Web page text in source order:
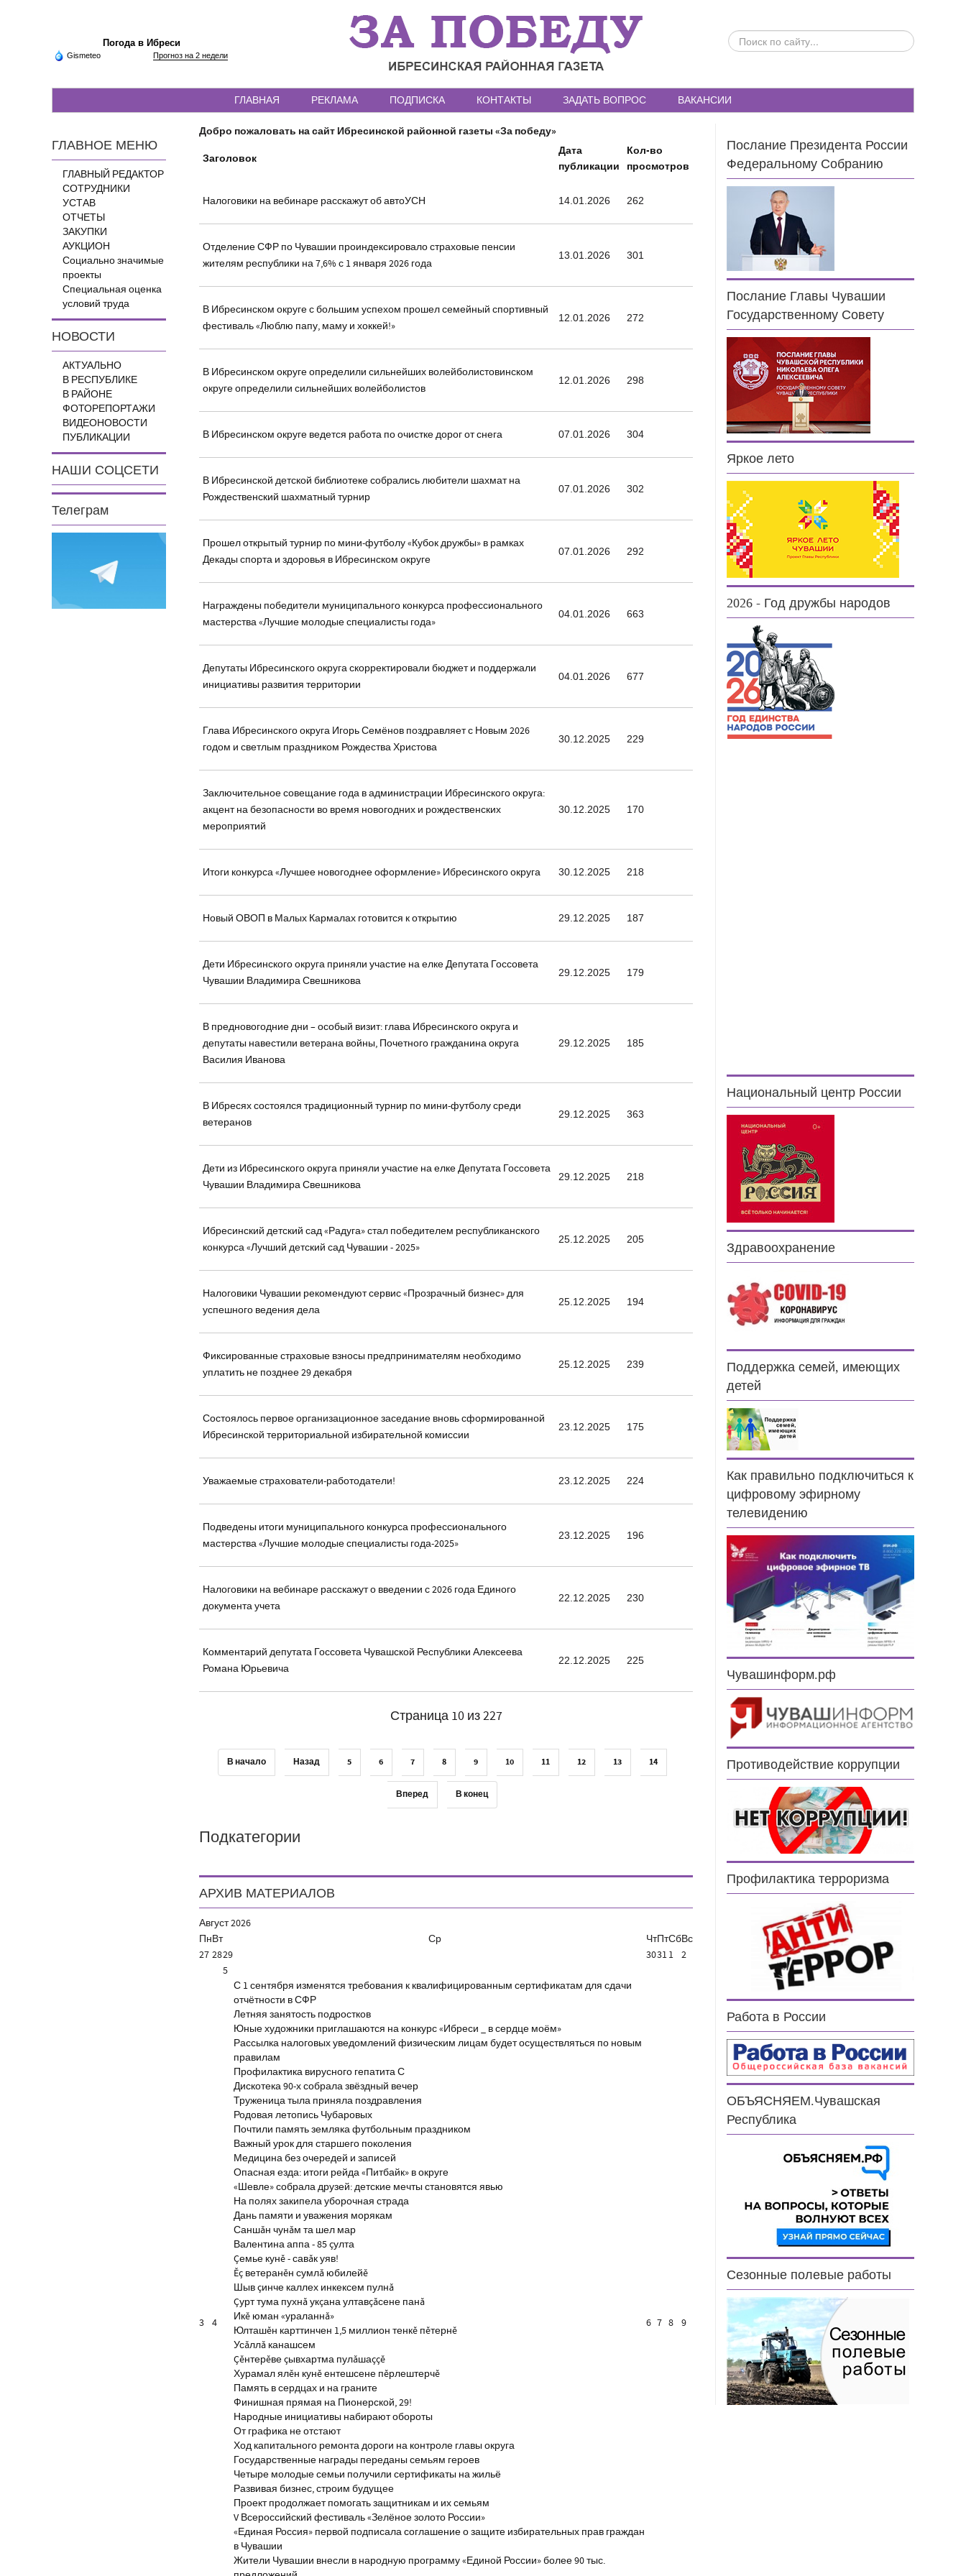
Погода в Ибреси
Gismeteo Прогноз на 2 недели
ПОИСК
ПО
ГЛАВНАЯ РЕКЛАМА ПОДПИСКА КОНТАКТЫ ЗАДАТЬ ВОПРОС ВАКАНСИИ
ГЛАВНОЕ МЕНЮ
ГЛАВНЫЙ РЕДАКТОР
СОТРУДНИКИ
УСТАВ
ОТЧЕТЫ
ЗАКУПКИ
АУКЦИОН
Социально значимые
проекты
Специальная оценка
условий труда
НОВОСТИ
АКТУАЛЬНО
В РЕСПУБЛИКЕ
В РАЙОНЕ
ФОТОРЕПОРТАЖИ
ВИДЕОНОВОСТИ
ПУБЛИКАЦИИ
НАШИ СОЦСЕТИ
Телеграм
Добро пожаловать на сайт Ибресинской районной газеты «За победу»
Заголовок
Дата
публикации
Кол-во
просмотров
Налоговики на вебинаре расскажут об автоУСН 14.01.2026 262
Отделение СФР по Чувашии проиндексировало страховые пенсии
жителям республики на 7,6% с 1 января 2026 года
13.01.2026 301
В Ибресинском округе с большим успехом прошел семейный спортивный
фестиваль «Люблю папу, маму и хоккей!»
12.01.2026 272
В Ибресинском округе определили сильнейших волейболистовинском
округе определили сильнейших волейболистов
12.01.2026 298
В Ибресинском округе ведется работа по очистке дорог от снега 07.01.2026 304
В Ибресинской детской библиотеке собрались любители шахмат на
Рождественский шахматный турнир
07.01.2026 302
Прошел открытый турнир по мини-футболу «Кубок дружбы» в рамках
Декады спорта и здоровья в Ибресинском округе
07.01.2026 292
Награждены победители муниципального конкурса профессионального
мастерства «Лучшие молодые специалисты года»
04.01.2026 663
Депутаты Ибресинского округа скорректировали бюджет и поддержали
инициативы развития территории
04.01.2026 677
Глава Ибресинского округа Игорь Семёнов поздравляет с Новым 2026
годом и светлым праздником Рождества Христова
30.12.2025 229
Заключительное совещание года в администрации Ибресинского округа:
акцент на безопасности во время новогодних и рождественских
мероприятий
30.12.2025 170
Итоги конкурса «Лучшее новогоднее оформление» Ибресинского округа 30.12.2025 218
Новый ОВОП в Малых Кармалах готовится к открытию 29.12.2025 187
Дети Ибресинского округа приняли участие на елке Депутата Госсовета
Чувашии Владимира Свешникова
29.12.2025 179
В предновогодние дни – особый визит: глава Ибресинского округа и
депутаты навестили ветерана войны, Почетного гражданина округа
Василия Иванова
29.12.2025 185
В Ибресях состоялся традиционный турнир по мини-футболу среди
ветеранов
29.12.2025 363
Дети из Ибресинского округа приняли участие на елке Депутата Госсовета
Чувашии Владимира Свешникова
29.12.2025 218
Ибресинский детский сад «Радуга» стал победителем республиканского
конкурса «Лучший детский сад Чувашии - 2025»
25.12.2025 205
Налоговики Чувашии рекомендуют сервис «Прозрачный бизнес» для
успешного ведения дела
25.12.2025 194
Фиксированные страховые взносы предпринимателям необходимо
уплатить не позднее 29 декабря
25.12.2025 239
Состоялось первое организационное заседание вновь сформированной
Ибресинской территориальной избирательной комиссии
23.12.2025 175
Уважаемые страхователи-работодатели! 23.12.2025 224
Подведены итоги муниципального конкурса профессионального
мастерства «Лучшие молодые специалисты года-2025»
23.12.2025 196
Налоговики на вебинаре расскажут о введении с 2026 года Единого
документа учета
22.12.2025 230
Комментарий депутата Госсовета Чувашской Республики Алексеева
Романа Юрьевича
22.12.2025 225
Страница 10 из 227
В начало Назад 5 6 7 8 9 10 11 12 13 14
Вперед В конец
Подкатегории
АРХИВ МАТЕРИАЛОВ
Август2026
ПнВт Ср ЧтПтСбВс
27 2829 30311 2
3 4
5
С 1 сентября изменятся требования к квалифицированным сертификатам для сдачи
отчётности в СФР
Летняя занятость подростков
Юные художники приглашаются на конкурс «Ибреси _ в сердце моём»
Рассылка налоговых уведомлений физическим лицам будет осуществляться по новым
правилам
Профилактика вирусного гепатита С
Дискотека 90-х собрала звёздный вечер
Труженица тыла приняла поздравления
Родовая летопись Чубаровых
Почтили память земляка футбольным праздником
Важный урок для старшего поколения
Медицина без очередей и записей
Опасная езда: итоги рейда «Питбайк» в округе
«Шевле» собрала друзей: детские мечты становятся явью
На полях закипела уборочная страда
Дань памяти и уважения морякам
Саншăн чунăм та шел мар
Валентина аппа - 85 çулта
Çемье кунĕ - савăк уяв!
Ĕç ветеранĕн сумлă юбилейĕ
Шыв çинче каллех инкексем пулнă
Çурт тума пухнă укçана ултавçăсене панă
Икĕ юман «ураланнă»
Юлташĕн карттинчен 1,5 миллион тенкĕ пĕтернĕ
Усăллă канашсем
Çĕнтерĕве çывхартма пулăшаççĕ
Хурамал ялĕн кунĕ ентешсене пĕрлештерчĕ
Память в сердцах и на граните
Финишная прямая на Пионерской, 29!
Народные инициативы набирают обороты
От графика не отстают
Ход капитального ремонта дороги на контроле главы округа
Государственные награды переданы семьям героев
Четыре молодые семьи получили сертификаты на жильё
Развивая бизнес, строим будущее
Проект продолжает помогать защитникам и их семьям
V Всероссийский фестиваль «Зелёное золото России»
«Единая Россия» первой подписала соглашение о защите избирательных прав граждан
в Чувашии
Жители Чувашии внесли в народную программу «Единой России» более 90 тыс.
6 7 8 9
Послание Президента России
Федеральному Собранию
Послание Главы Чувашии
Государственному Совету
Яркое лето
2026 - Год дружбы народов
Национальный центр России
Здравоохранение
Поддержка семей, имеющих
детей
Как правильно подключиться к
цифровому эфирному
телевидению
Чувашинформ.рф
Противодействие коррупции
Профилактика терроризма
Работа в России
ОБЪЯСНЯЕМ.Чувашская
Республика
Сезонные полевые работы